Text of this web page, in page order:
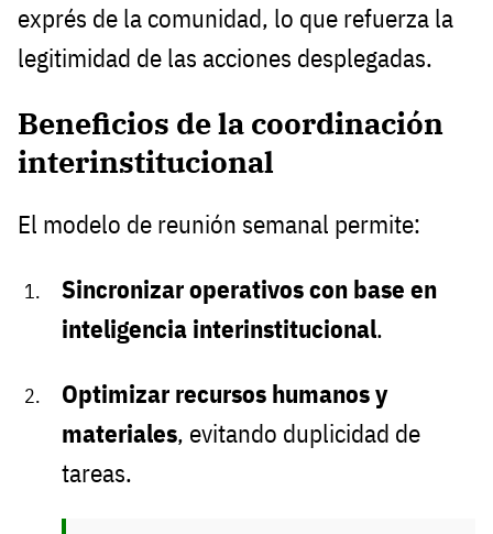
exprés de la comunidad, lo que refuerza la
legitimidad de las acciones desplegadas.
Beneficios de la coordinación
interinstitucional
El modelo de reunión semanal permite:
Sincronizar operativos con base en
inteligencia interinstitucional.
Optimizar recursos humanos y
materiales, evitando duplicidad de
tareas.